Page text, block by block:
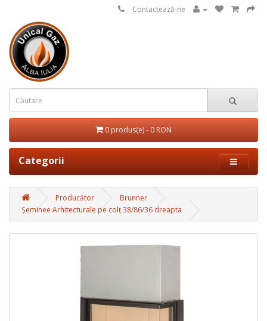
Contactează-ne
0 produs(e) - 0 RON
Categorii
Producător
Brunner
Șeminee Arhitecturale pe colț 38/86/36 dreapta